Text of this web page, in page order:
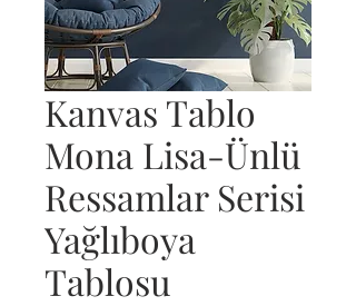
Kanvas Tablo
Mona Lisa-Ünlü
Ressamlar Serisi
Yağlıboya
Tablosu